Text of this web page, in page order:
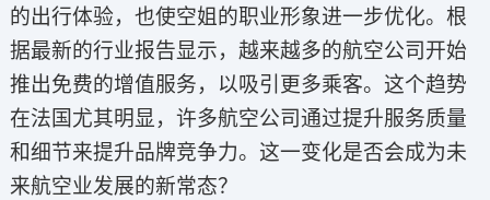
的出行体验，也使空姐的职业形象进一步优化。根
据最新的行业报告显示，越来越多的航空公司开始
推出免费的增值服务，以吸引更多乘客。这个趋势
在法国尤其明显，许多航空公司通过提升服务质量
和细节来提升品牌竞争力。这一变化是否会成为未
来航空业发展的新常态？